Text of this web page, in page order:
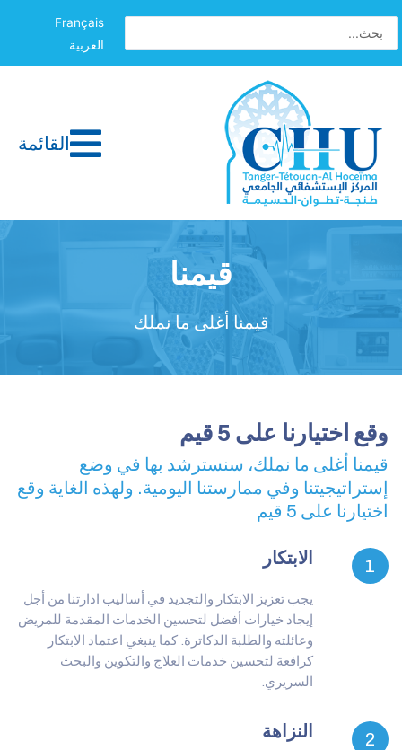
Français
العربية
القائمة
قيمنا
قيمنا أغلى ما نملك
وقع اختيارنا على 5 قيم
قيمنا أغلى ما نملك، سنسترشد بها في وضع
إستراتيجيتنا وفي ممارستنا اليومية. ولهذه الغاية وقع
اختيارنا على 5 قيم
1 الابتكار
يجب تعزيز الابتكار والتجديد في أساليب ادارتنا من أجل
إيجاد خيارات أفضل لتحسين الخدمات المقدمة للمريض
وعائلته والطلبة الدكاترة. كما ينبغي اعتماد الابتكار
كرافعة لتحسين خدمات العلاج والتكوين والبحث
السريري.
2 النزاهة